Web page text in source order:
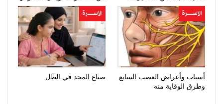
الأســــــرة
أسباب وأعراض العصب السابع
وطرق الوقاية منه
الأســــــرة
صناع المجد في الظل